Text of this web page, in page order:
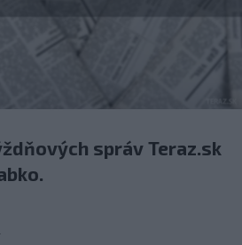
správ Teraz.sk